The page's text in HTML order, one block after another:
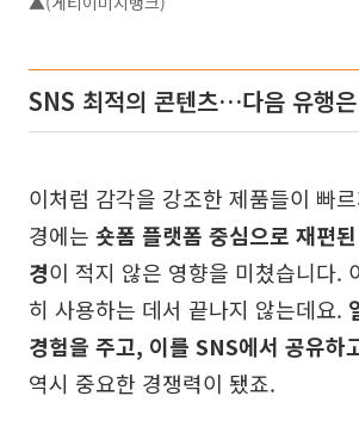
SNS 최적의 콘텐츠…다음 유행
이처럼 감각을 강조한 제품들이 빠
경에는 숏폼 플랫폼 중심으로 재편
경이 적지 않은 영향을 미쳤습니다.
히 사용하는 데서 끝나지 않는데요.
경험을 주고, 이를 SNS에서 공유하
역시 중요한 경쟁력이 됐죠.